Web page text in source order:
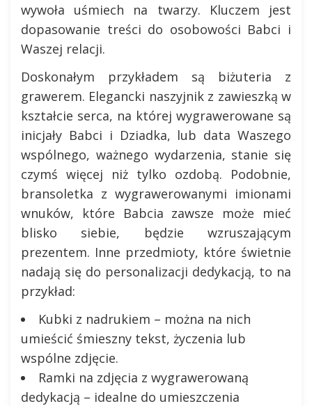
wywoła uśmiech na twarzy. Kluczem jest
dopasowanie treści do osobowości Babci i
Waszej relacji.
Doskonałym przykładem są biżuteria z
grawerem. Elegancki naszyjnik z zawieszką w
kształcie serca, na której wygrawerowane są
inicjały Babci i Dziadka, lub data Waszego
wspólnego, ważnego wydarzenia, stanie się
czymś więcej niż tylko ozdobą. Podobnie,
bransoletka z wygrawerowanymi imionami
wnuków, które Babcia zawsze może mieć
blisko siebie, będzie wzruszającym
prezentem. Inne przedmioty, które świetnie
nadają się do personalizacji dedykacją, to na
przykład:
Kubki z nadrukiem – można na nich
umieścić śmieszny tekst, życzenia lub
wspólne zdjęcie.
Ramki na zdjęcia z wygrawerowaną
dedykacją – idealne do umieszczenia